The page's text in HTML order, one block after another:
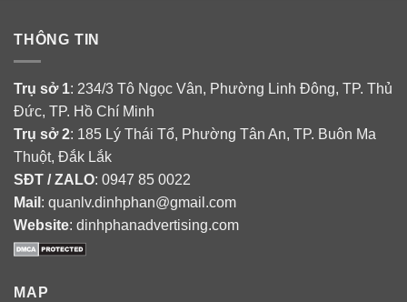
THÔNG TIN
Trụ sở 1: 234/3 Tô Ngọc Vân, Phường Linh Đông, TP. Thủ
Đức, TP. Hồ Chí Minh
Trụ sở 2: 185 Lý Thái Tổ, Phường Tân An, TP. Buôn Ma
Thuột, Đắk Lắk
SĐT / ZALO: 0947 85 0022
Mail : quanlv.dinhphan@gmail.com
Website: dinhphanadvertising.com
MAP